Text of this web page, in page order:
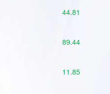
44.81
89.44
11.85